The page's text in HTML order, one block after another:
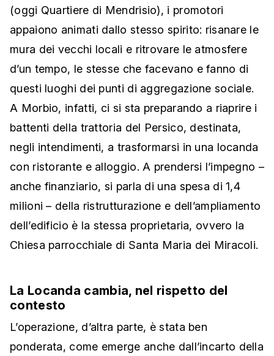
(oggi Quartiere di Mendrisio), i promotori
appaiono animati dallo stesso spirito: risanare le
mura dei vecchi locali e ritrovare le atmosfere
d’un tempo, le stesse che facevano e fanno di
questi luoghi dei punti di aggregazione sociale.
A Morbio, infatti, ci si sta preparando a riaprire i
battenti della trattoria del Persico, destinata,
negli intendimenti, a trasformarsi in una locanda
con ristorante e alloggio. A prendersi l’impegno –
anche finanziario, si parla di una spesa di 1,4
milioni – della ristrutturazione e dell’ampliamento
dell’edificio è la stessa proprietaria, ovvero la
Chiesa parrocchiale di Santa Maria dei Miracoli.
La Locanda cambia, nel rispetto del
contesto
L’operazione, d’altra parte, è stata ben
ponderata, come emerge anche dall’incarto della